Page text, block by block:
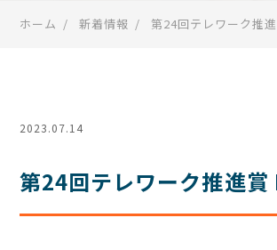
ホーム 新着情報 第24回テレワーク推
2023.07.14
第24回テレワーク推進